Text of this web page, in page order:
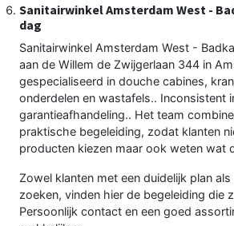
Sanitairwinkel Amsterdam West -
dag
Sanitairwinkel Amsterdam West -
aan de Willem de Zwijgerlaan 344 in
gespecialiseerd in douche cabines,
onderdelen en wastafels.. Inconsistent
garantieafhandeling.. Het team
praktische begeleiding, zodat klanten
producten kiezen maar ook weten wat
Zowel klanten met een duidelijk plan
zoeken, vinden hier de begeleiding die
Persoonlijk contact en een goed